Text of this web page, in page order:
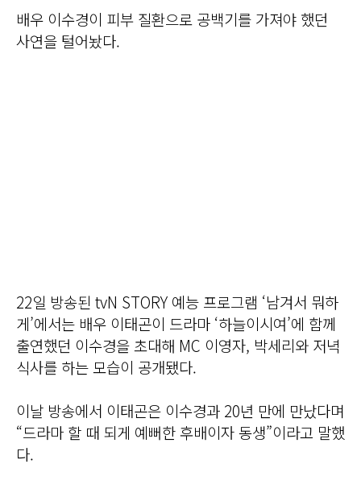
배우 이수경이 피부 질환으로 공백기를 가져야 했던
사연을 털어놨다.
22일 방송된 tvN STORY 예능 프로그램 ‘남겨서 뭐하
게’에서는 배우 이태곤이 드라마 ‘하늘이시여’에 함께
출연했던 이수경을 초대해 MC 이영자, 박세리와 저녁
식사를 하는 모습이 공개됐다.
이날 방송에서 이태곤은 이수경과 20년 만에 만났다며
“드라마 할 때 되게 예뻐한 후배이자 동생”이라고 말했
다.